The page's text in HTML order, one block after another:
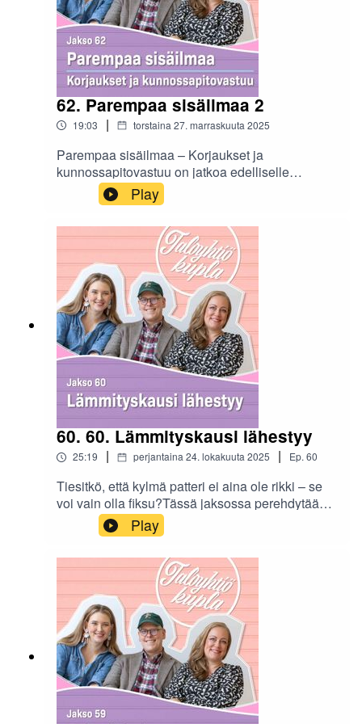
Tuomala. Asumisen hintaa avataan niin
omistusasujan kuin vuokralaisenkin
näkökulmasta.
62. Parempaa sisäilmaa 2
19:03 | torstaina 27. marraskuuta 2025
Parempaa sisäilmaa – Korjaukset ja
kunnossapitovastuu on jatkoa edelliselle
jaksolle, jossa käsiteltiin sisäilmaongelmien
tunnistamista.Jaksossa Taloyhtiökuplan Jonna,
vanhempi lakimies Minna Anttila ja Helsingin
kaupungin terveystarkastaja Raisa Iivari käyvät
läpi kuka korjaa löytyneet vauriot ja mitä asukas
voi tehdä, jos taloyhtiö ei ryhdy toimenpiteisiin.
Play
60. 60. Lämmityskausi lähestyy
25:19 | perjantaina 24. lokakuuta 2025 | Ep. 60
Tiesitkö, että kylmä patteri ei aina ole rikki – se
voi vain olla fiksu?Tässä jaksossa perehdytään
lämmityskauden saloihin: miksi kotona tuntuu
kylmältä, mitä kaukolämpö oikeasti tarkoittaa ja
miten taloyhtiön hallitus voi vaikuttaa
asumiskustannuksiin. Mukana myös insinöörien
nerokkuutta ja tulevaisuudenkuvaa, jossa
esiintyy suuria vedenkeittimiä ja pieniä
ydinvoimaloita, jotka saattavat lämmittää
kokonaisia kortteleita.Kuuntele jakso ja selvitä,
miksi lämpö ei aina ole tunne vaan myös
säädettävä fakta.Lämmityskausi lähestyy
jaksossa Taloyhtiökupla-podcastin Jonnan ja
Jannen vieraaksi istahtaa Kiinteistöliiton johtava
Play